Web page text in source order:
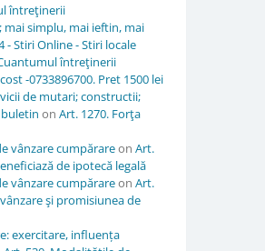
întreţinerii
mai simplu, mai ieftin, mai
- Stiri Online - Stiri locale
întreţinerii
-0733896700. Pret 1500 lei
de mutari; constructii;
on Art. 1270. Forţa
vânzare cumpărareon Art.
de ipotecă legală
vânzare cumpărareon Art.
şi promisiunea de
exercitare, influența